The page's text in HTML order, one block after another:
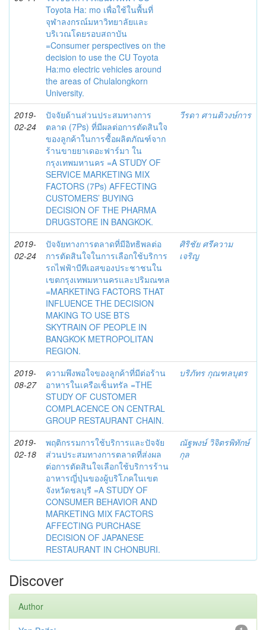
Toyota Ha: mo เพื่อใช้ในพื้นที่
จุฬาลงกรณ์มหาวิทยาลัยและ
บริเวณโดยรอบสถาบัน
=Consumer perspectives on the
decision to use the CU Toyota
Ha:mo electric vehicles around
the areas of Chulalongkorn
University.
2019-
02-24
ปัจจัยด้านส่วนประสมทางการ
ตลาด (7Ps) ที่มีผลต่อการตัดสินใจ
ของลูกค้าในการซื้อผลิตภัณฑ์จาก
ร้านขายยาเดอะฟาร์มา ใน
กรุงเทพมหานคร =A STUDY OF
SERVICE MARKETING MIX
FACTORS (7Ps) AFFECTING
CUSTOMERS’ BUYING
DECISION OF THE PHARMA
DRUGSTORE IN BANGKOK.
วีรดา ศานติวงษ์การ
2019-
02-24
ปัจจัยทางการตลาดที่มีอิทธิพลต่อ
การตัดสินใจในการเลือกใช้บริการ
รถไฟฟ้าบีทีเอสของประชาชนใน
เขตกรุงเทพมหานครและปริมณฑล
=MARKETING FACTORS THAT
INFLUENCE THE DECISION
MAKING TO USE BTS
SKYTRAIN OF PEOPLE IN
BANGKOK METROPOLITAN
REGION.
ศิริชัย ศรีความ
เจริญ
2019-
08-27
ความพึงพอใจของลูกค้าที่มีต่อร้าน
อาหารในเครือเซ็นทรัล =THE
STUDY OF CUSTOMER
COMPLACENCE ON CENTRAL
GROUP RESTAURANT CHAIN.
บริภัทร กุณฑลบุตร
2019-
02-18
พฤติกรรมการใช้บริการและปัจจัย
ส่วนประสมทางการตลาดที่ส่งผล
ต่อการตัดสินใจเลือกใช้บริการร้าน
อาหารญี่ปุ่นของผู้บริโภคในเขต
จังหวัดชลบุรี =A STUDY OF
CONSUMER BEHAVIOR AND
MARKETING MIX FACTORS
AFFECTING PURCHASE
DECISION OF JAPANESE
RESTAURANT IN CHONBURI.
ณัฐพงษ์ วิจิตรพิทักษ์
กุล
Discover
Author